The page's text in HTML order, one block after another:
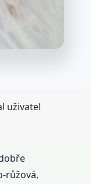
uživatel
růžová,